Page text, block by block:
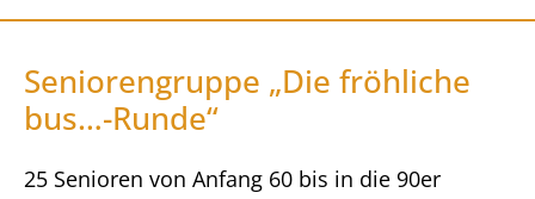
Seniorengruppe „Die fröhliche
bus…-Runde“
25 Senioren von Anfang 60 bis in die 90er